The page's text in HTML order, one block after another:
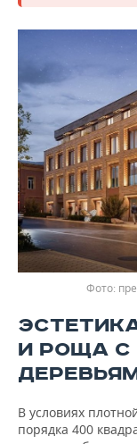
И РОЩА
В условиях
порядка 400